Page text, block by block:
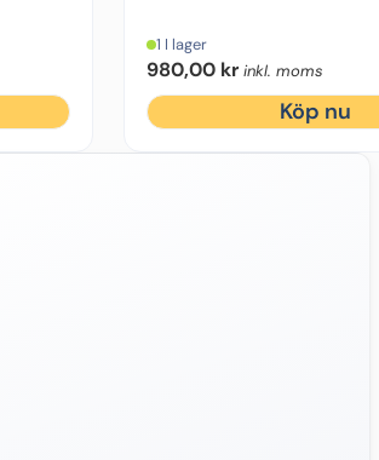
1 I lager
980,00 kr inkl. moms
Köp nu